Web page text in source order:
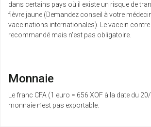
dans certains pays où il existe un risque de
fièvre jaune (Demandez conseil à votre
vaccinations internationales). Le vaccin contre
recommandé mais n'est pas obligatoire.
Monnaie
Le franc CFA (1 euro = 656 XOF à la date du
monnaie n’est pas exportable.